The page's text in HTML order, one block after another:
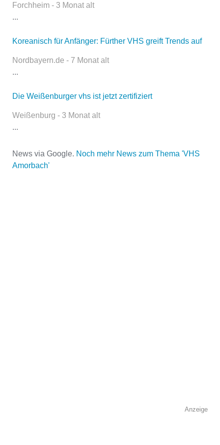
E-Mail
Forchheim - 3 Monat alt
...
Koreanisch für Anfänger: Fürther VHS greift Trends auf
Nordbayern.de - 7 Monat alt
...
Die Weißenburger vhs ist jetzt zertifiziert
Weißenburg - 3 Monat alt
...
News via Google. Noch mehr News zum Thema 'VHS
Amorbach'
Anzeige